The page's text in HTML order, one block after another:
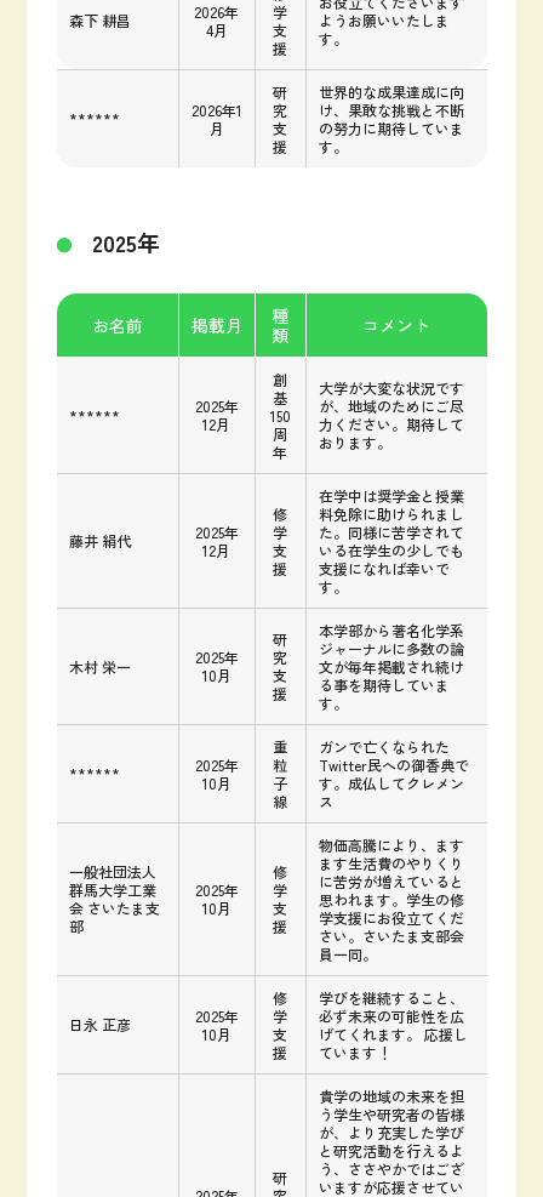
森下 耕昌
2026年
4月
学
支
援
ようお願いいたしま
す。
******
2026年1
月
研
究
支
援
世界的な成果達成に向
け、果敢な挑戦と不断
の努力に期待していま
す。
2025年
お名前 掲載月
種
類
コメント
******
2025年
12月
創
基
150
周
年
大学が大変な状況です
が、地域のためにご尽
力ください。期待して
おります。
藤井 絹代
2025年
12月
修
学
支
援
在学中は奨学金と授業
料免除に助けられまし
た。同様に苦学されて
いる在学生の少しでも
支援になれば幸いで
す。
木村 栄一
2025年
10月
研
究
支
援
本学部から著名化学系
ジャーナルに多数の論
文が毎年掲載され続け
る事を期待していま
す。
******
2025年
10月
重
粒
子
線
ガンで亡くなられた
Twitter民への御香典で
す。成仏してクレメン
ス
一般社団法人
群馬大学工業
会 さいたま支
部
2025年
10月
修
学
支
援
物価高騰により、ます
ます生活費のやりくり
に苦労が増えていると
思われます。学生の修
学支援にお役立てくだ
さい。さいたま支部会
員一同。
日永 正彦
2025年
10月
修
学
支
援
学びを継続すること、
必ず未来の可能性を広
げてくれます。 応援し
ています！
研
貴学の地域の未来を担
う学生や研究者の皆様
が、より充実した学び
と研究活動を行えるよ
う、ささやかではござ
いますが応援させてい